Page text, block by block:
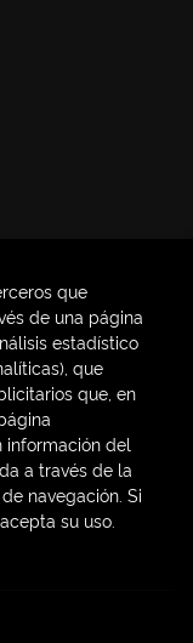
|
que
de una página
estadístico
que
que, en
información del
a través de la
navegación. Si
su uso.